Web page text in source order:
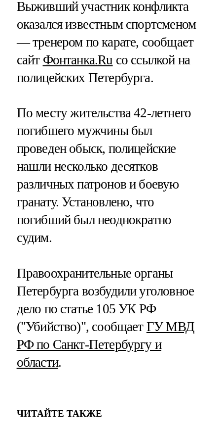
Выживший участник конфликта
оказался известным спортсменом
— тренером по карате, сообщает
сайт Фонтанка.Ru со ссылкой на
полицейских Петербурга.
По месту жительства 42-летнего
погибшего мужчины был
проведен обыск, полицейские
нашли несколько десятков
различных патронов и боевую
гранату. Установлено, что
погибший был неоднократно
судим.
Правоохранительные органы
Петербурга возбудили уголовное
дело по статье 105 УК РФ
("Убийство)", сообщает ГУ МВД
РФ по Санкт-Петербургу и
области.
ЧИТАЙТЕ ТАКЖЕ